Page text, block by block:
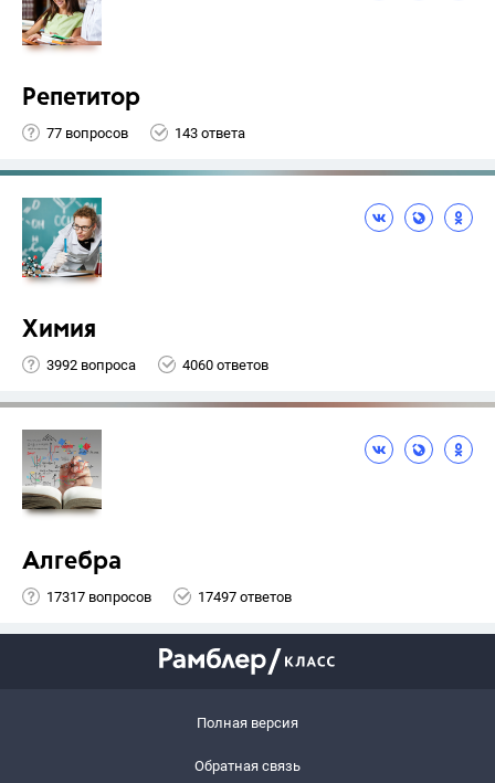
Репетитор
77 вопросов 143 ответа
Химия
3992 вопроса 4060 ответов
Алгебра
17317 вопросов 17497 ответов
Полная версия
Обратная связь